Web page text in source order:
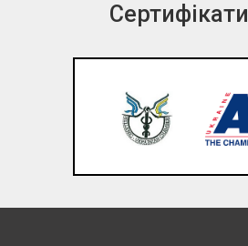
Сертифікати